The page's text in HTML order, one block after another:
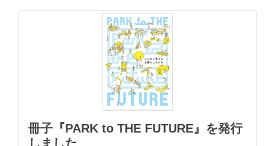
冊子『PARK to THE FUTURE』を発行
しました